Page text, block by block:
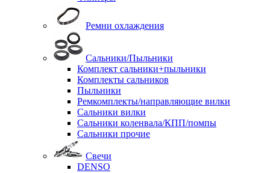
Ремни охлаждения
Сальники/Пыльники
Комплект сальники+пыльники
Комплекты сальников
Пыльники
Ремкомплекты/направляющие вилки
Сальники вилки
Сальники коленвала/КПП/помпы
Сальники прочие
Свечи
DENSO